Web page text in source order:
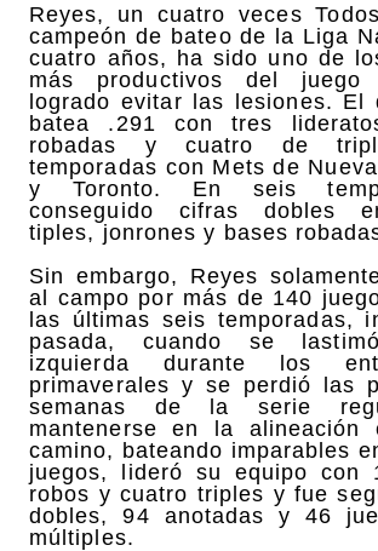
Reyes, un cuatro veces
campeón de bateo de la Liga
cuatro años, ha sido uno de
más productivos del juego
logrado evitar las lesiones. El
batea .291 con tres
robadas y cuatro de
temporadas con Mets de
y Toronto. En seis
conseguido cifras dobles
tiples, jonrones y bases
Sin embargo, Reyes
al campo por más de 140
las últimas seis temporadas,
pasada, cuando se
izquierda durante los
primaverales y se perdió las
semanas de la serie
mantenerse en la alineación
camino, bateando imparables
juegos, lideró su equipo con
robos y cuatro triples y fue
dobles, 94 anotadas y 46
múltiples.